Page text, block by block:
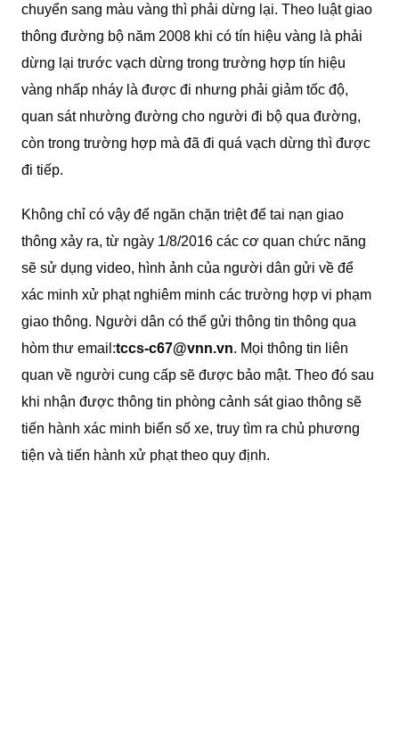
chuyển sang màu vàng thì phải dừng lại. Theo luật giao
thông đường bộ năm 2008 khi có tín hiệu vàng là phải
dừng lại trước vạch dừng trong trường hợp tín hiệu
vàng nhấp nháy là được đi nhưng phải giảm tốc độ,
quan sát nhường đường cho người đi bộ qua đường,
còn trong trường hợp mà đã đi quá vạch dừng thì được
đi tiếp.
Không chỉ có vậy để ngăn chặn triệt để tai nạn giao
thông xảy ra, từ ngày 1/8/2016 các cơ quan chức năng
sẽ sử dụng video, hình ảnh của người dân gửi về để
xác minh xử phạt nghiêm minh các trường hợp vi phạm
giao thông. Người dân có thể gửi thông tin thông qua
hòm thư email:tccs-c67@vnn.vn. Mọi thông tin liên
quan về người cung cấp sẽ được bảo mật. Theo đó sau
khi nhận được thông tin phòng cảnh sát giao thông sẽ
tiến hành xác minh biển số xe, truy tìm ra chủ phương
tiện và tiến hành xử phạt theo quy định.